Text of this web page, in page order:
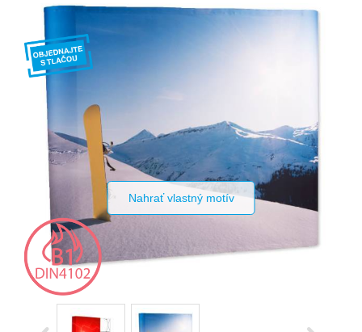
Nahrať vlastný motív